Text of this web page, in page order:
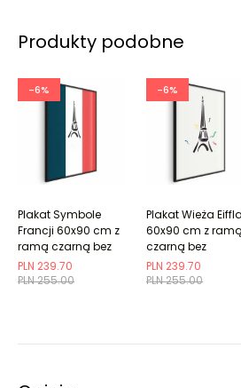
Produkty podobne
-6%
PLN 255.00
PLN 239.70
Plakat Symbole
Francji 60x90 cm z
ramą czarną bez
marginesu
-6%
PLN 255.00
PLN 239.70
Plakat Wieża Eiffla
60x90 cm z ramą
czarną bez
marginesu